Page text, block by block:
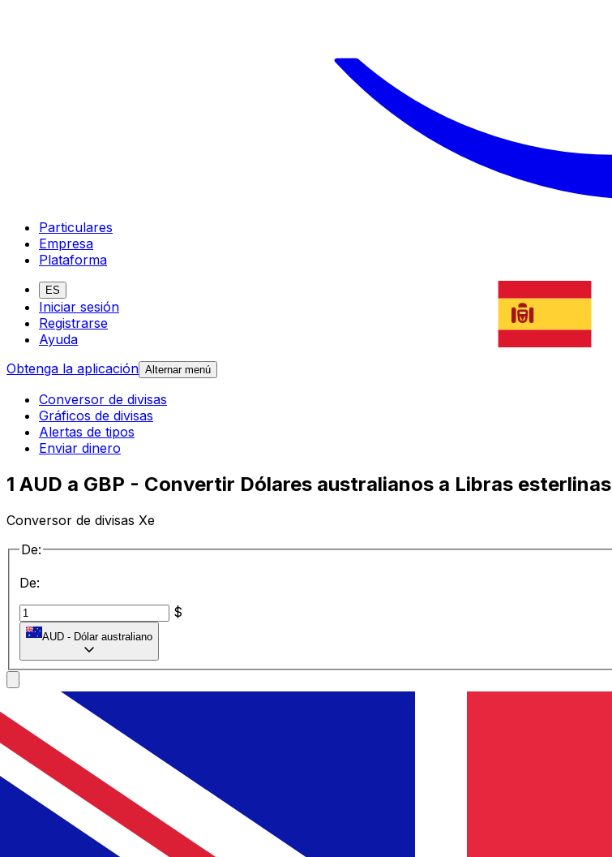
Particulares
Empresa
Plataforma
ES
Iniciar sesión
Registrarse
Ayuda
Obtenga la aplicación Alternar menú
Conversor de divisas
Gráficos de divisas
Alertas de tipos
Enviar dinero
1 AUD a GBP - Convertir Dólares australianos a Libras esterlinas
Conversor de divisas Xe
De:
De:
$
AUD - Dólar australiano
a
GBP Libra esterlina
0,523641 GBP